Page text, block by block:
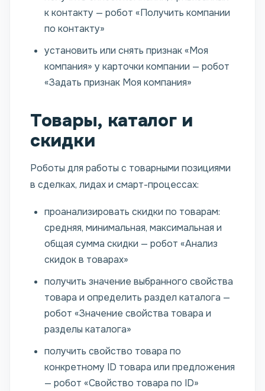
к контакту — робот «Получить компании
по контакту»
установить или снять признак «Моя
компания» у карточки компании — робот
«Задать признак Моя компания»
Товары, каталог и
скидки
Роботы для работы с товарными позициями
в сделках, лидах и смарт-процессах:
проанализировать скидки по товарам:
средняя, минимальная, максимальная и
общая сумма скидки — робот «Анализ
скидок в товарах»
получить значение выбранного свойства
товара и определить раздел каталога —
робот «Значение свойства товара и
разделы каталога»
получить свойство товара по
конкретному ID товара или предложения
— робот «Свойство товара по ID»